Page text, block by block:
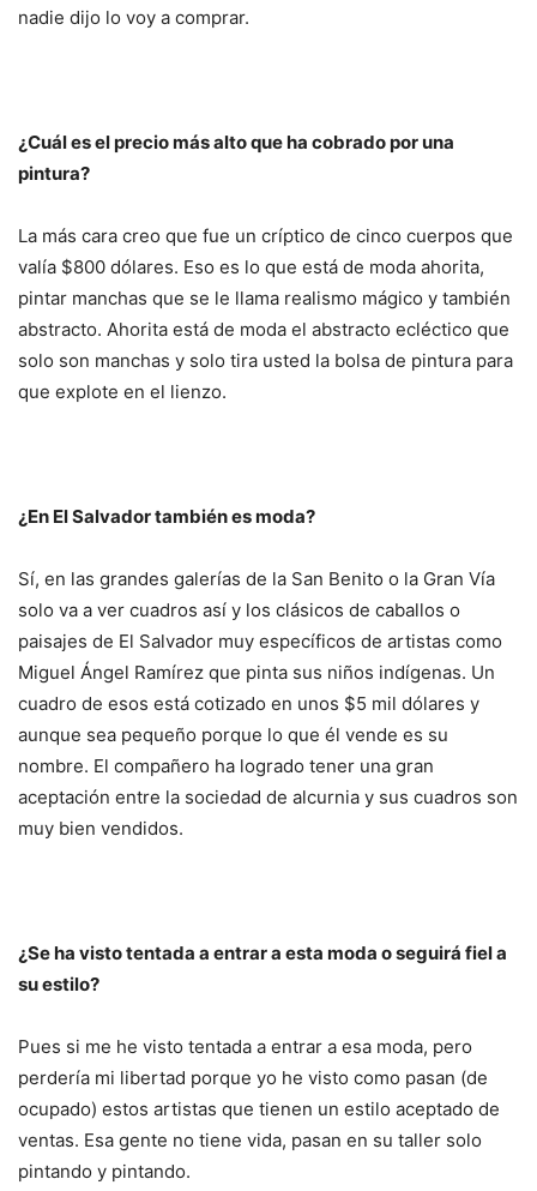
nadie dijo lo voy a comprar.
¿Cuál es el precio más alto que ha cobrado por una
pintura?
La más cara creo que fue un críptico de cinco cuerpos que
valía $800 dólares. Eso es lo que está de moda ahorita,
pintar manchas que se le llama realismo mágico y también
abstracto. Ahorita está de moda el abstracto ecléctico que
solo son manchas y solo tira usted la bolsa de pintura para
que explote en el lienzo.
¿En El Salvador también es moda?
Sí, en las grandes galerías de la San Benito o la Gran Vía
solo va a ver cuadros así y los clásicos de caballos o
paisajes de El Salvador muy específicos de artistas como
Miguel Ángel Ramírez que pinta sus niños indígenas. Un
cuadro de esos está cotizado en unos $5 mil dólares y
aunque sea pequeño porque lo que él vende es su
nombre. El compañero ha logrado tener una gran
aceptación entre la sociedad de alcurnia y sus cuadros son
muy bien vendidos.
¿Se ha visto tentada a entrar a esta moda o seguirá fiel a
su estilo?
Pues si me he visto tentada a entrar a esa moda, pero
perdería mi libertad porque yo he visto como pasan (de
ocupado) estos artistas que tienen un estilo aceptado de
ventas. Esa gente no tiene vida, pasan en su taller solo
pintando y pintando.